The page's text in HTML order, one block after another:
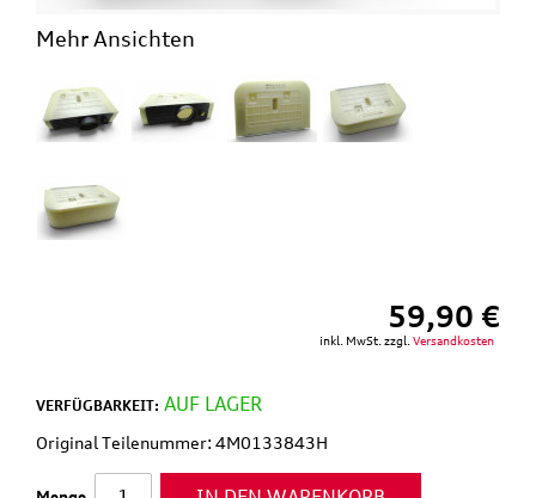
Mehr Ansichten
59,90 €
inkl. MwSt. zzgl. Versandkosten
VERFÜGBARKEIT: AUF LAGER
Original Teilenummer: 4M0133843H